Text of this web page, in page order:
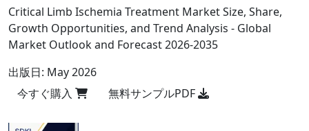
Critical Limb Ischemia Treatment Market Size, Share,
Growth Opportunities, and Trend Analysis - Global
Market Outlook and Forecast 2026-2035
出版日: May 2026
今すぐ購入
無料サンプルPDF